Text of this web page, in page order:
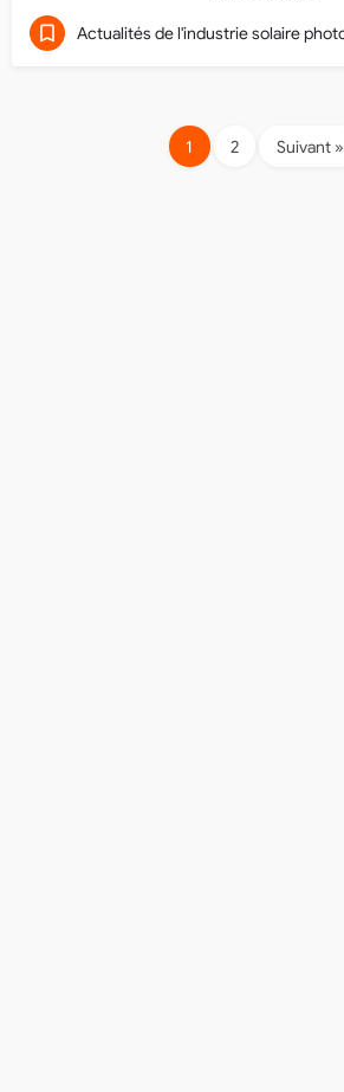
Actualités de l'industrie solaire
1 2 Suivant »